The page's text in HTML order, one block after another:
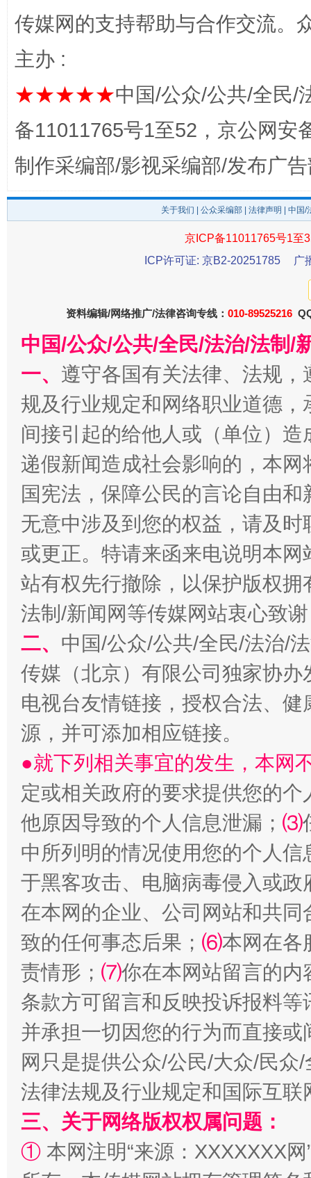
完善运行机制助力责任有效落实 一纸欠
东山县通报“牛蛙产品抗生素超标问题” 法
千年窑火 生生不息
揭开“小金库”的免责幌子
受贿1.44亿！段成刚被判无期 从幼
全民健身五年计划来了！等你上场
阿坝州三大球赛在茂县开幕
传媒网的支持帮助与合作交流。
主办 :
★★★★★中国/公众/公共/全民/
备11011765号1至52，京公网安
制作采编部/影视采编部/发布广
关于我们 公众采编部 法律声明 | 中国
京ICP备11011765号1至
ICP许可证: 京B2-20251785
广
资料编辑/网络推广/法律咨询专线： 010-89525216
中国/公众/公共/全民/法治/法制/
一、 遵守各国有关法律、法规
规及行业规定和网络职业道德
间接引起的给他人或（单位）
递假新闻造成社会影响的，本
国宪法，保障公民的言论自由
无意中涉及到您的权益，请及
或更正。特请来函来电说明本
站有权先行撤除，以保护版权
法制/新闻网等传媒网站衷心致
二、 中国/公众/公共/全民/法治/
传媒（北京）有限公司独家协
电视台友情链接，授权合法、
源，并可添加相应链接。
●就下列相关事宜的发生，本网
定或相关政府的要求提供您的个
他原因导致的个人信息泄漏； ⑶
中所列明的情况使用您的个人
于黑客攻击、电脑病毒侵入或
在本网的企业、公司网站和共
致的任何事态后果； ⑹本网在各
责情形； ⑺你在本网站留言的内
条款方可留言和反映投诉报料
并承担一切因您的行为而直接
网只是提供公众/公民/大众/民
法律法规及行业规定和国际互
三、关于网络版权权属问题：
① 本网注明“来源：XXXXXXX